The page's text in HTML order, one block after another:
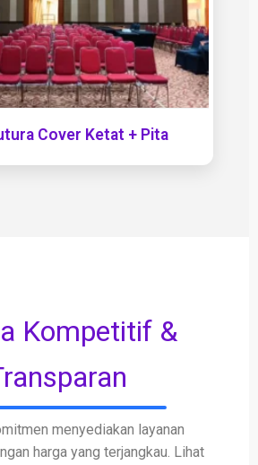
Cover Ketat + Pita
Kompetitif &
menyediakan layanan
harga yang terjangkau. Lihat